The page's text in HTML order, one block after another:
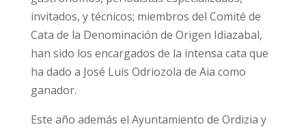
invitados, y técnicos; miembros del Comité de
Cata de la Denominación de Origen Idiazabal,
han sido los encargados de la intensa cata que
ha dado a José Luis Odriozola de Aia como
ganador.
Este año además el Ayuntamiento de Ordizia y